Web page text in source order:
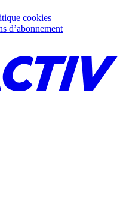
cookies
d’abonnement